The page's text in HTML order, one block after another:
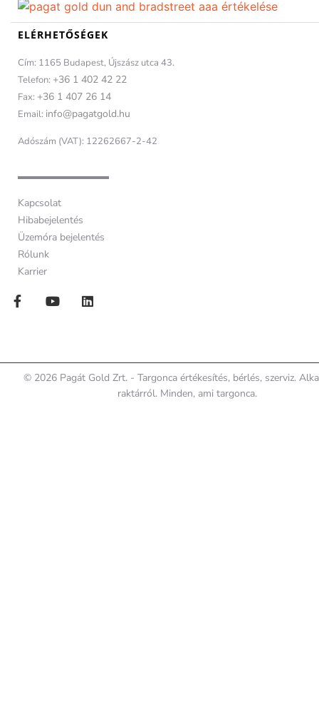
ELÉRHETŐSÉGEK
Cím: 1165 Budapest, Újszász utca 43.
Telefon: +36 1 402 42 22
Fax: +36 1 407 26 14
Email: info@pagatgold.hu
Adószám (VAT): 12262667-2-42
Kapcsolat
Hibabejelentés
Üzemóra bejelentés
Rólunk
Karrier
© 2026 Pagát Gold Zrt. - Targonca értékesítés, bérlés, szerviz.
raktárról. Minden, ami targonca.